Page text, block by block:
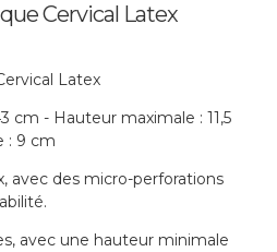
Cervical Latex
Latex
cm - Hauteur maximale : 11,5
: 9 cm
avec des micro-perforations
avec une hauteur minimale